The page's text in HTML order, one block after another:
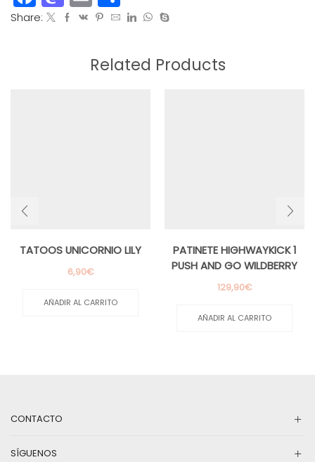
Share:
Related Products
TATOOS UNICORNIO LILY
6,90€
AÑADIR AL CARRITO
PATINETE HIGHWAYKICK 1
PUSH AND GO WILDBERRY
129,90€
AÑADIR AL CARRITO
CONTACTO
SÍGUENOS